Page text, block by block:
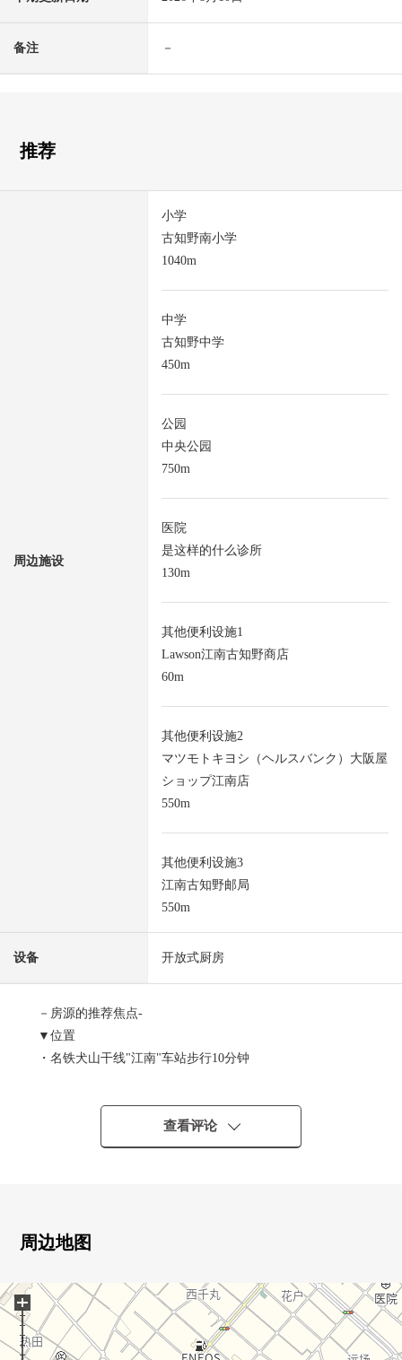
备注 －
推荐
周边施设
小学
古知野南小学
1040m
中学
古知野中学
450m
公园
中央公园
750m
医院
是这样的什么诊所
130m
其他便利设施1
Lawson江南古知野商店
60m
其他便利设施2
マツモトキヨシ（ヘルスバンク）大阪屋
ショップ江南店
550m
其他便利设施3
江南古知野邮局
550m
设备 开放式厨房
－房源的推荐焦点-
▼位置
・名铁犬山干线"江南"车站步行10分钟
▼建筑物的特徴
・土地面积约40坪(土地正面宽度约8.3m)
・长期卓越性住宅新房独栋住宅
・到古知野南小学步行13分钟(约1040m)
・到古知野中学步行6分钟(约480m)
・到大阪屋店铺江南商店步行7分钟(约560m)
查看评论
周边地图
+